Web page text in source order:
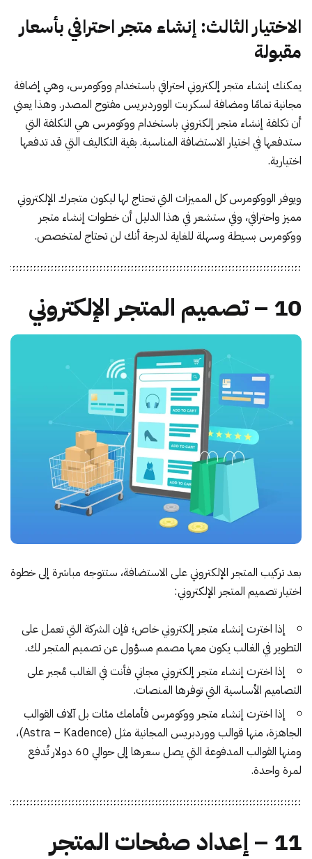
الاختيار الثالث: إنشاء متجر احترافي بأسعار
مقبولة
يمكنك إنشاء متجر إلكتروني احترافي باستخدام ووكومرس، وهي إضافة
مجانية تمامًا ومضافة لسكربت الووردبريس مفتوح المصدر. وهذا يعني
أنتكلفة إنشاء متجر إلكتروني باستخدام ووكومرس هي التكلفة التي
ستدفعها في اختيار الاستضافة المناسبة. بقية التكاليف التي قد تدفعها
اختيارية.
ويوفر الووكومرسكل المميزات التي تحتاج لها ليكون متجرك الإلكتروني
مميز واحترافي، وفي ستشعر في هذا الدليل أن خطوات إنشاء متجر
ووكومرس بسيطة وسهلة للغاية لدرجة أنك لن تحتاج لمتخصص.
10 – تصميم المتجر الإلكتروني
بعد تركيب المتجر الإلكتروني على الاستضافة، ستتوجه مباشرة إلى خطوة
اختيار تصميم المتجر الإلكتروني:
إذا اخترت إنشاء متجر إلكتروني خاص؛ فإن الشركة التي تعمل على
التطوير في الغالب يكون معها مصمم مسؤول عن تصميم المتجر لك.
إذا اخترت إنشاء متجر إلكتروني مجاني فأنت في الغالب مُجبر على
التصاميم الأساسية التي توفرها المنصات.
إذا اخترت إنشاء متجر ووكومرس فأمامك مئات بل آلاف القوالب
الجاهزة، منها قوالب ووردبريس المجانية مثل (Astra – Kadence)،
ومنها القوالب المدفوعة التي يصل سعرها إلى حوالي 60 دولار تُدفع
لمرة واحدة.
11 – إعداد صفحات المتجر